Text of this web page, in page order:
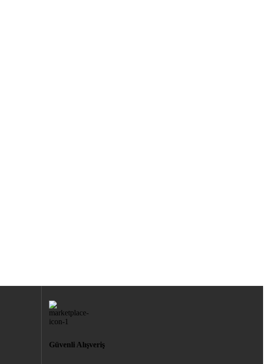
Güvenli Alışveriş